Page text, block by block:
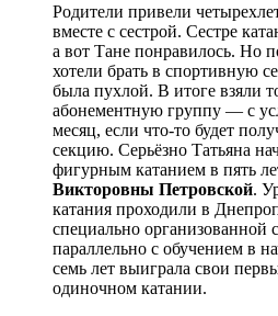
Родители привели
вместе с сестрой. Сестре
а вот Тане понравилось. Но
хотели брать в спортивную
была пухлой. В итоге взяли
абонементную группу — с
месяц, если что-то будет
секцию. Серьёзно Татьяна
фигурным катанием в пять
Викторовны Петровской.
катания проходили в
специально организованной
параллельно с обучением в
семь лет выиграла свои
одиночном катании.